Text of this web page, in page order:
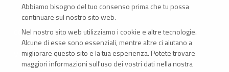
CONTATTI
Via Marconi 69 – 40122 Bologna (Italia)
Abbiamo bisogno del tuo consenso prima che tu possa
continuare sul nostro sito web.
Nel nostro sito web utilizziamo i cookie e altre tecnologie.
Alcune di esse sono essenziali, mentre altre ci aiutano a
migliorare questo sito e la tua esperienza. Potete trovare
maggiori informazioni sull'uso dei vostri dati nella nostra